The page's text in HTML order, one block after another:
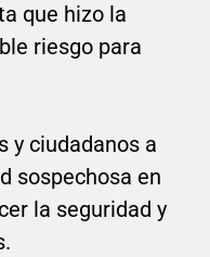
que hizo la
riesgo para
y ciudadanos a
sospechosa en
la seguridad y